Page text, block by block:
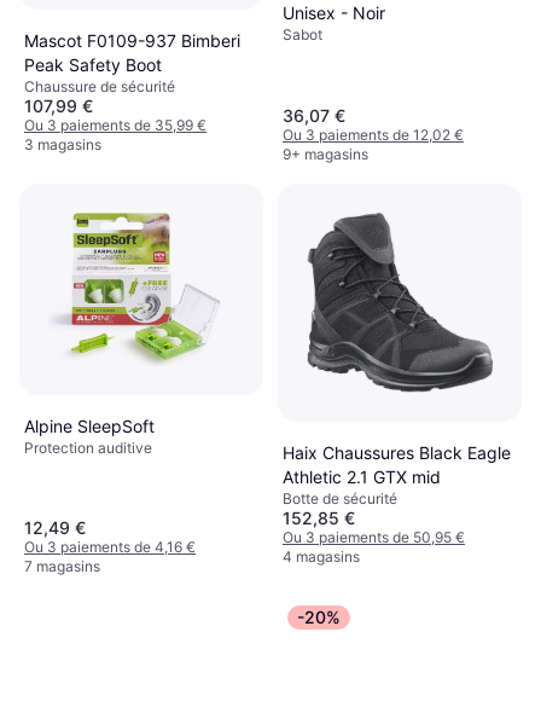
Mascot F0109-937 Bimberi
Peak Safety Boot
Chaussure de sécurité
107,99 €
Ou 3 paiements de 35,99 €
3 magasins
Unisex - Noir
Sabot
36,07 €
Ou 3 paiements de 12,02 €
9+ magasins
Alpine SleepSoft
Protection auditive
12,49 €
Ou 3 paiements de 4,16 €
7 magasins
Haix Chaussures Black Eagle
Athletic 2.1 GTX mid
Botte de sécurité
152,85 €
Ou 3 paiements de 50,95 €
4 magasins
-20%